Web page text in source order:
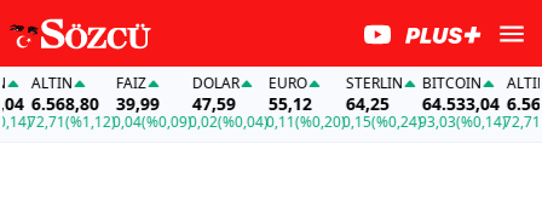
ALTIN
6.568,80
72,71(%1,12)
FAİZ
39,99
0,04(%0,09)
DOLAR
47,59
0,02(%0,04)
EURO
55,12
0,11(%0,20)
STERLIN
64,25
0,15(%0,24)
BITCOIN
64.533,04
93,03(%0,14)
ALTIN
72,71